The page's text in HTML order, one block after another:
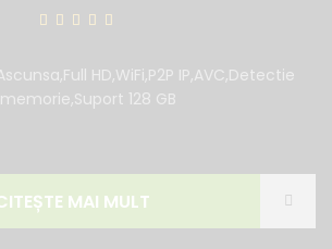
HD,WiFi,P2P IP,AVC,Detectie
128 GB
MAI MULT